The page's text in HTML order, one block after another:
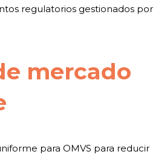
regulatorios gestionados por
mercado
para OMVS para reducir